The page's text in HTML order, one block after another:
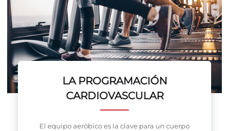
LA PROGRAMACIÓN
CARDIOVASCULAR
El equipo aeróbico es la clave para un cuerpo